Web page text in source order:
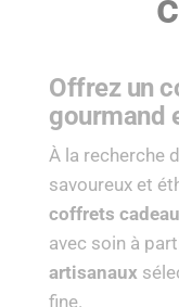
Offrez un
gourmand
À la recherche
savoureux et
coffrets
avec soin à
artisanaux
fine.